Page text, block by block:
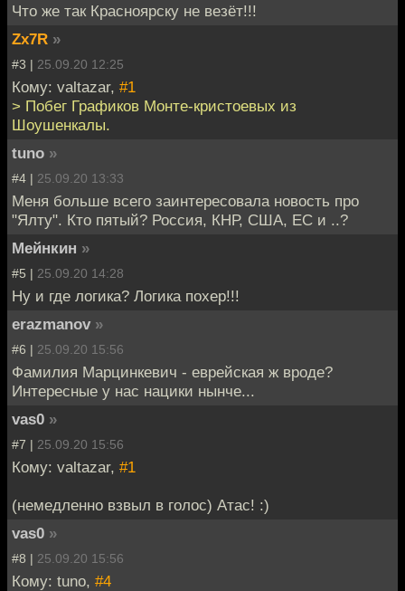
Что же так Красноярску не везёт!!!
Zx7R »
#3 | 25.09.20 12:25
Кому: valtazar, #1
> Побег Графиков Монте-кристоевых из
Шоушенкалы.
tuno »
#4 | 25.09.20 13:33
Меня больше всего заинтересовала новость про
"Ялту". Кто пятый? Россия, КНР, США, ЕС и ..?
Мейнкин »
#5 | 25.09.20 14:28
Ну и где логика? Логика похер!!!
erazmanov »
#6 | 25.09.20 15:56
Фамилия Марцинкевич - еврейская ж вроде?
Интересные у нас нацики нынче...
vas0 »
#7 | 25.09.20 15:56
Кому: valtazar, #1
(немедленно взвыл в голос) Атас! :)
vas0 »
#8 | 25.09.20 15:56
Кому: tuno, #4